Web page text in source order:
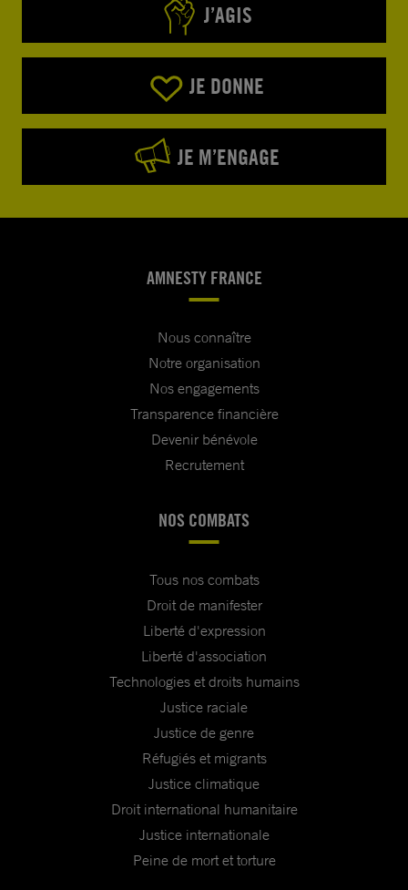
J’AGIS
JE DONNE
JE M’ENGAGE
AMNESTY FRANCE
Nous connaître
Notre organisation
Nos engagements
Transparence financière
Devenir bénévole
Recrutement
NOS COMBATS
Tous nos combats
Droit de manifester
Liberté d'expression
Liberté d'association
Technologies et droits humains
Justice raciale
Justice de genre
Réfugiés et migrants
Justice climatique
Droit international humanitaire
Justice internationale
Peine de mort et torture